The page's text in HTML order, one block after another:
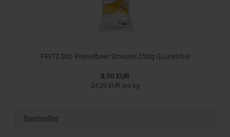
FRITZ BIO Preiselbeer Streusel 350g GLutenfrei
8,50 EUR
24,29 EUR pro kg
Bestseller